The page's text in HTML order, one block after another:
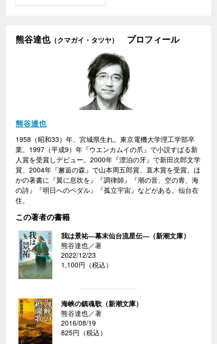
熊谷達也（クマガイ・タツヤ） プロフィール
熊谷達也
1958（昭和33）年、宮城県生れ。東京電機大学理工学部卒
業。1997（平成9）年『ウエンカムイの爪』で小説すばる新
人賞を受賞しデビュー。2000年『漂泊の牙』で新田次郎文学
賞、2004年『邂逅の森』で山本周五郎賞、直木賞を受賞。ほ
かの著書に『翼に息吹を』『調律師』『潮の音、空の青、海
の詩』『明日へのペダル』『孤立宇宙』などがある。仙台在
住。
この著者の書籍
我は景祐―幕末仙台流星伝―（新潮文庫）
熊谷達也／著
2022/12/23
1,100円（税込）
海峡の鎮魂歌（新潮文庫）
熊谷達也／著
2016/08/19
825円（税込）